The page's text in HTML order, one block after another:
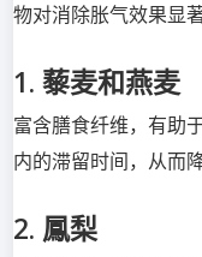
物对消除胀气效果显著
1. 藜麦和燕麦
富含膳食纤维，有助
内的滞留时间，从而
2. 鳳梨